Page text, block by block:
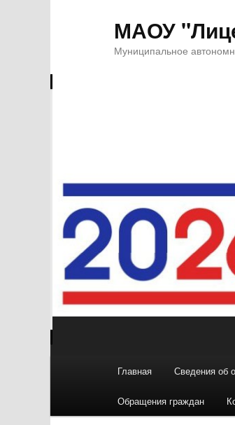
МАОУ
Муниципальное
Перейти
к
Главная Сведения об
Обращения граждан